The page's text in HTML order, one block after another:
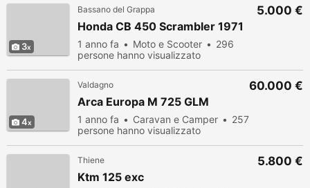
3
Bassano del Grappa
Honda CB 450 Scrambler 1971
1 anno fa Moto e Scooter
296
persone hanno visualizzato
5.000 €
4
Valdagno
Arca Europa M 725 GLM
1 anno fa Caravan e Camper
257
persone hanno visualizzato
60.000 €
Thiene
Ktm 125 exc
5.800 €